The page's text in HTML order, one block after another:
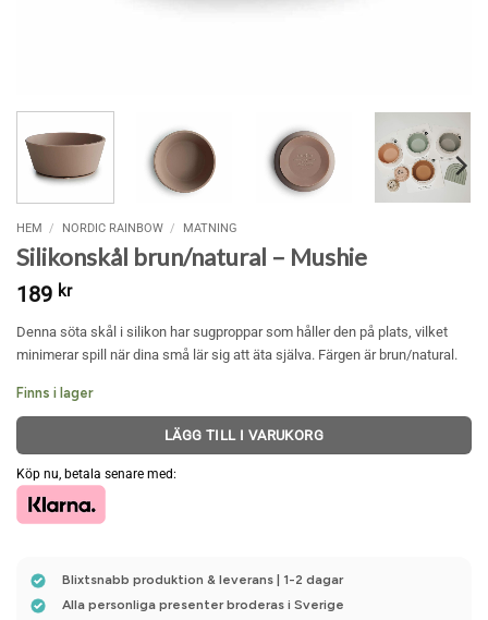
HEM / NORDIC RAINBOW / MATNING
Silikonskål brun/natural – Mushie
189 kr
Denna söta skål i silikon har sugproppar som håller den på plats, vilket
minimerar spill när dina små lär sig att äta själva. Färgen är brun/natural.
Finns i lager
LÄGG TILL I VARUKORG
Köp nu, betala senare med:
Blixtsnabb produktion & leverans | 1-2 dagar
Alla personliga presenter broderas i Sverige